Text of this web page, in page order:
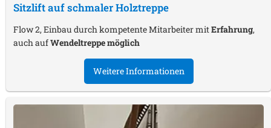
Sitzlift auf schmaler Holztreppe
Flow 2, Einbau durch kompetente Mitarbeiter mitErfahrung,
auch aufWendeltreppe möglich
Weitere Informationen